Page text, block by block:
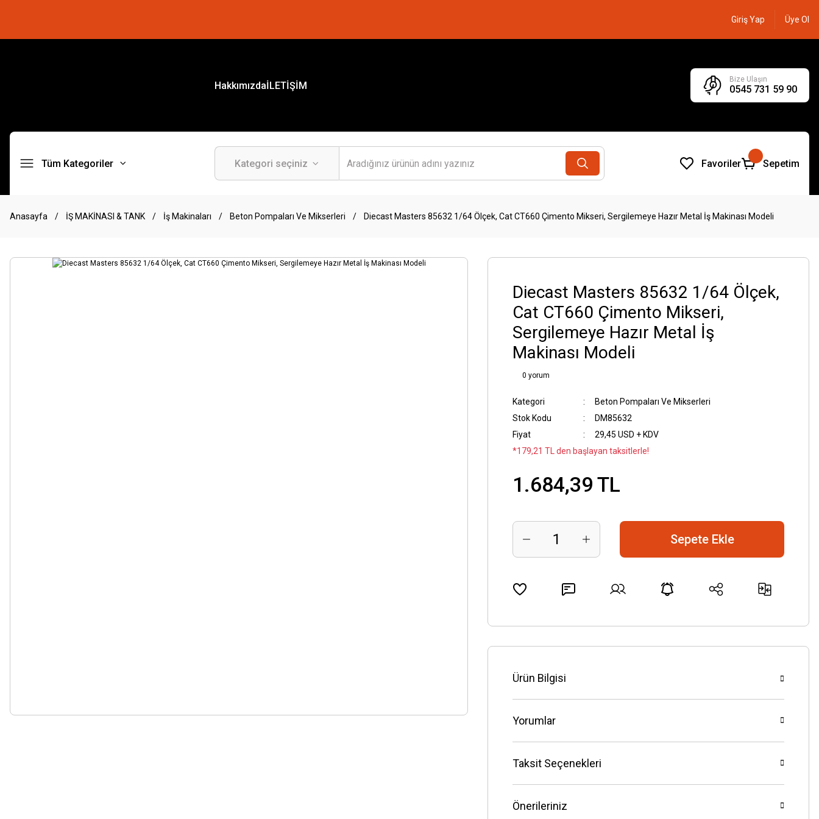
Giriş Yap Üye Ol
HakkımızdaİLETİŞİM
Bize Ulaşın
0545 731 59 90
Tüm Kategoriler Favoriler Sepetim
Anasayfa İŞ MAKİNASI & TANK İş Makinaları Beton Pompaları Ve Mikserleri Diecast Masters 85632 1/64 Ölçek, Cat CT660 Çimento Mikseri, Sergilemeye Hazır Metal İş Makinası Modeli
Diecast Masters 85632 1/64 Ölçek,
Cat CT660 Çimento Mikseri,
Sergilemeye Hazır Metal İş
Makinası Modeli
0 yorum
Kategori
Beton Pompaları Ve Mikserleri
Stok Kodu
DM85632
Fiyat
29,45 USD + KDV
*179,21 TL den başlayan taksitlerle!
1.684,39 TL
Sepete Ekle
Ürün Bilgisi
Yorumlar
Taksit Seçenekleri
Önerileriniz